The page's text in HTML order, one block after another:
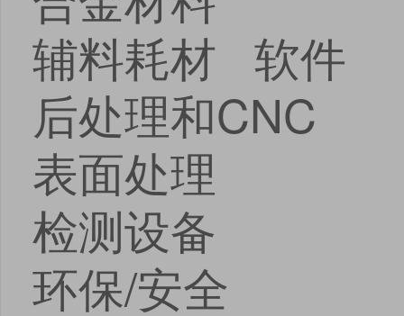
辅料耗材 软件
后处理和CNC
表面处理
检测设备
环保/安全